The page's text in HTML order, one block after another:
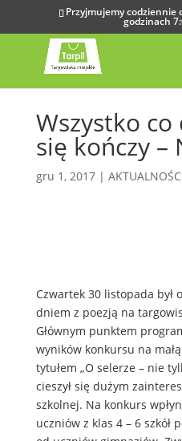
Przyjmujemy codziennie
godzinach
Wszystko
się kończy –
gru 1, 2017|
Czwartek 30 listopada był
dniem z poezją na
Głównym punktem
wyników konkursu na
tytułem „O selerze – nie
cieszył się dużym
szkolnej. Na konkurs
uczniów z klas 4 – 6 szkół